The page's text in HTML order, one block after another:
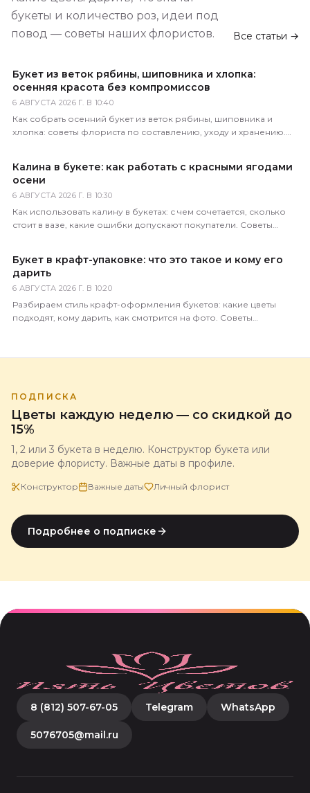
букеты и количество роз, идеи под
повод — советы наших флористов.
Все статьи →
Букет из веток рябины, шиповника и хлопка:
осенняя красота без компромиссов
6 АВГУСТА 2026 Г. В 10:40
Как собрать осенний букет из веток рябины, шиповника и
хлопка: советы флориста по составлению, уходу и хранению.
Калина в букете: как работать с красными ягодами
осени
6 АВГУСТА 2026 Г. В 10:30
Как использовать калину в букетах: с чем сочетается, сколько
стоит в вазе, какие ошибки допускают покупатели. Советы
Букет в крафт-упаковке: что это такое и кому его
дарить
6 АВГУСТА 2026 Г. В 10:20
Разбираем стиль крафт-оформления букетов: какие цветы
подходят, кому дарить, как смотрится на фото. Советы
ПОДПИСКА
Цветы каждую неделю — со скидкой до
15%
1, 2 или 3 букета в неделю. Конструктор букета или
доверие флористу. Важные даты в профиле.
Конструктор Важные даты Личный флорист
Подробнее о подписке
8 (812) 507-67-05 Telegram WhatsApp
5076705@mail.ru